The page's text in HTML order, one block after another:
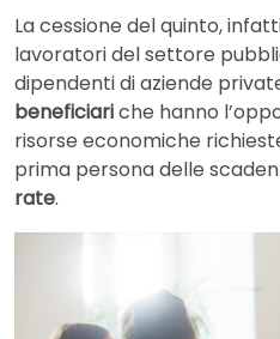
La cessione del quinto,
lavoratori del settore
dipendenti di aziende
beneficiariche hanno
risorse economiche
prima persona delle
rate.